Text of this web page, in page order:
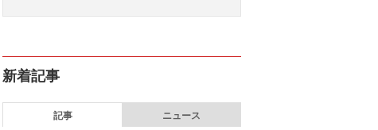
新着記事
記事 ニュース